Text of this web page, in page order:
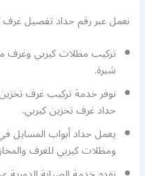
نعمل عبر رقم حداد تفصيل غرف
تركيب مظلات كيربي وغرف
شبرة.
نوفر خدمة تركيب غرف
حداد غرف تخزين كيربي.
يعمل حداد أبواب المسايل
ومظلات كيربي للغرف